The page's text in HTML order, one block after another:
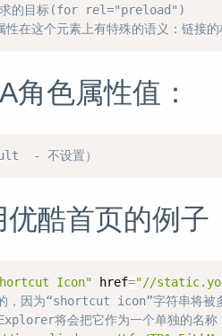
求的目标(for rel="preload")
在这个元素上有特殊的语义：链接
角色属性值：
- 不设置）
酷首页的例子
Icon" href="//
，因为“shortcut icon”字符串将被
将会把它作为一个单独的名